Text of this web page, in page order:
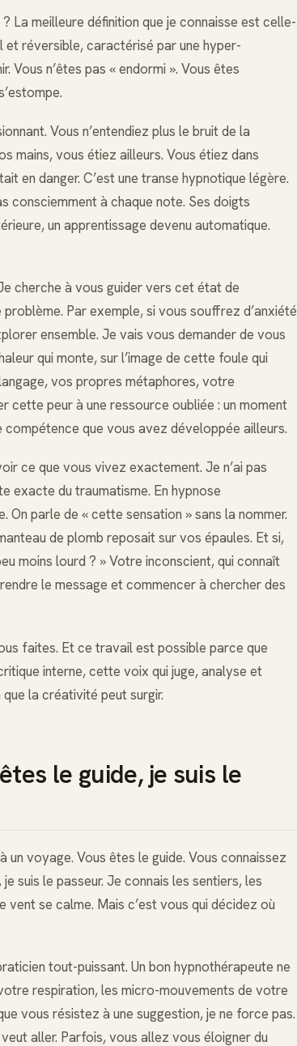
La meilleure définition que je connaisse est celle-
et réversible, caractérisé par une hyper-
Vous n’êtes pas « endormi ». Vous êtes
Vous n’entendiez plus le bruit de la
mains, vous étiez ailleurs. Vous étiez dans
en danger. C’est une transe hypnotique légère.
consciemment à chaque note. Ses doigts
un apprentissage devenu automatique.
cherche à vous guider vers cet état de
Par exemple, si vous souffrez d’anxiété
ensemble. Je vais vous demander de vous
qui monte, sur l’image de cette foule qui
vos propres métaphores, votre
cette peur à une ressource oubliée : un moment
que vous avez développée ailleurs.
ce que vous vivez exactement. Je n’ai pas
exacte du traumatisme. En hypnose
parle de « cette sensation » sans la nommer.
de plomb reposait sur vos épaules. Et si,
moins lourd ? » Votre inconscient, qui connaît
le message et commencer à chercher des
faites. Et ce travail est possible parce que
interne, cette voix qui juge, analyse et
la créativité peut surgir.
le guide, je suis le
un voyage. Vous êtes le guide. Vous connaissez
suis le passeur. Je connais les sentiers, les
se calme. Mais c’est vous qui décidez où
tout-puissant. Un bon hypnothérapeute ne
respiration, les micro-mouvements de votre
vous résistez à une suggestion, je ne force pas.
aller. Parfois, vous allez vous éloigner du